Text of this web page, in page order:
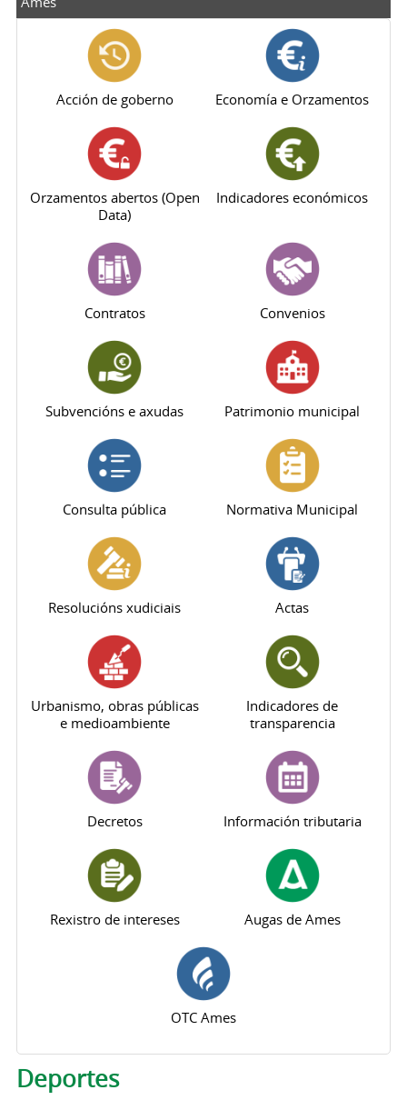
Acción de goberno Economía e Orzamentos
Orzamentos abertos (Open
Data)
Indicadores económicos
Contratos Convenios
Subvencións e axudas Patrimonio municipal
Consulta pública Normativa Municipal
Resolucións xudiciais Actas
Urbanismo, obras públicas
e medioambiente
Indicadores de
transparencia
Decretos Información tributaria
Rexistro de intereses Augas de Ames
OTC Ames
Deportes